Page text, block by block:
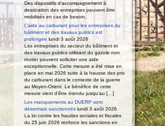
Des dispositifs d’accompagnement à
destination des entreprises peuvent être
mobilisés en cas de besoin.
L’aide au carburant pour les entreprises du
bâtiment et des travaux publics est
prolongée lundi 3 août 2026
Les entreprises du secteur du bâtiment et
des travaux publics utilisant du gazole non
routier peuvent solliciter une aide
exceptionnelle. Cette mesure a été mise en
place en mai 2026 suite à la hausse des prix
du carburant dans le contexte de la guerre
au Moyen-Orient. Le bénéfice de cette
mesure vient d’être étendu jusqu’au […]
Les manquements au DUERP sont
désormais sanctionnés lundi 3 août 2026
La loi contre les fraudes sociales et fiscales
du 25 juin 2026 renforce les sanctions en